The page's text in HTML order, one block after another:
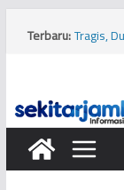
Skip
Terbaru:Tragis,
Bukan
Inflasi
Viral!
Musim